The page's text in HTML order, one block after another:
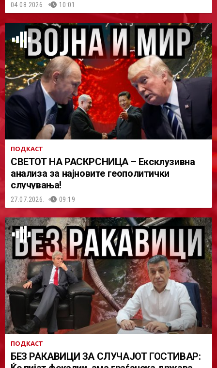
04.08.2026. 10:01
ПОДКАСТ
СВЕТОТ НА РАСКРСНИЦА – Ексклузивна
анализа за најновите геополитички
случувања!
27.07.2026. 09:19
ПОДКАСТ
БЕЗ РАКАВИЦИ ЗА СЛУЧАЈОТ ГОСТИВАР: